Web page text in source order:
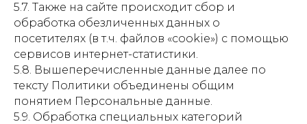
5.7. Также на сайте происходит сбор и
обработка обезличенных данных о
посетителях (в т.ч. файлов «cookie») с помощью
сервисов интернет-статистики.
5.8. Вышеперечисленные данные далее по
тексту Политики объединены общим
понятием Персональные данные.
5.9. Обработка специальных категорий